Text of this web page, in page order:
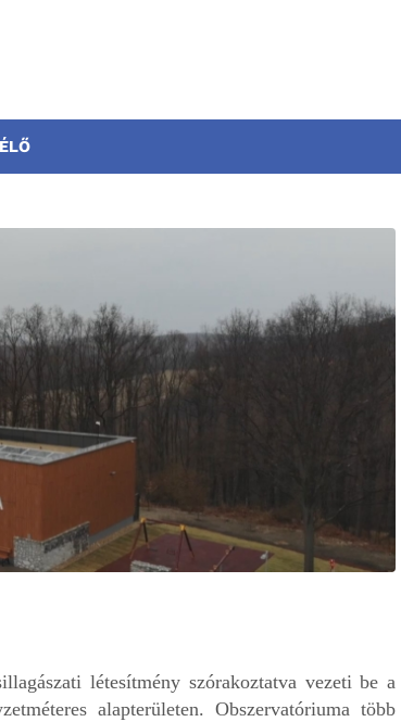
létesítmény szórakoztatva vezeti be a
alapterületen. Obszervatóriuma több